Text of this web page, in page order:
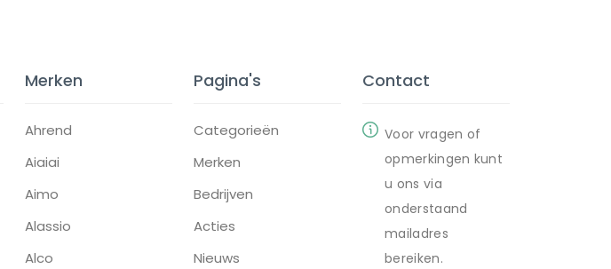
Merken
Ahrend
Aiaiai
Aimo
Alassio
Alco
Pagina's
Categorieën
Merken
Bedrijven
Acties
Nieuws
Contact
Voor vragen of
opmerkingen kunt
u ons via
onderstaand
mailadres
bereiken.